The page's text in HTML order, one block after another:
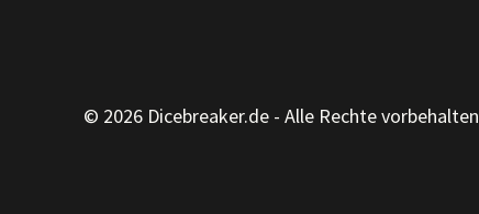
© 2026 Dicebreaker.de - Alle Rechte vorbehalten